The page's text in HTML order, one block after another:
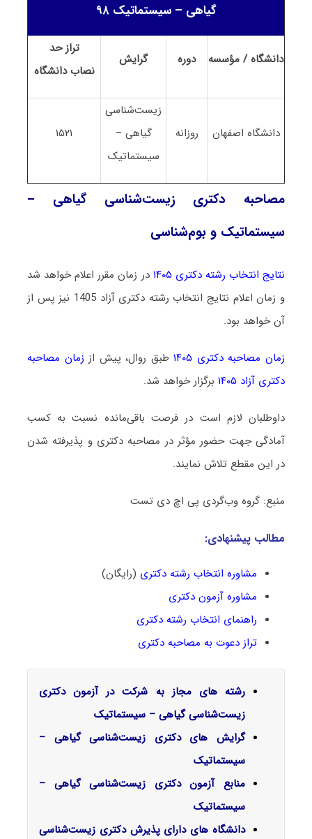
گیاهی – سیستماتیک ۹۸
دانشگاه / مؤسسه دوره گرایش
تراز حد
نصاب دانشگاه
دانشگاه اصفهان روزانه
زیست‌شناسی
گیاهی –
سیستماتیک
۱۵۲۱
مصاحبه دکتری زیست‌شناسی گیاهی –
سیستماتیک و بو‌‌م‌شناسی
نتایج انتخاب رشته دکتری ۱۴۰۵
در زمان مقرر اعلام خواهد شد
و زمان اعلام نتایج انتخاب رشته دکتری آزاد 1405 نیز پس از
آن خواهد بود.
زمان مصاحبه دکتری ۱۴۰۵ طبق روال، پیش از زمان مصاحبه
دکتری آزاد ۱۴۰۵
برگزار خواهد شد.
داوطلبان لازم است در فرصت باقی‌مانده نسبت به کسب
آمادگی جهت حضور مؤثر در مصاحبه دکتری و پذیرفته شدن
در این مقطع تلاش نمایند.
منبع: گروه وب‌گردی پی اچ دی تست
مطالب پیشنهادی:
مشاوره انتخاب رشته دکتری (رایگان)
مشاوره آزمون دکتری
راهنمای انتخاب رشته دکتری
تراز دعوت به مصاحبه دکتری
رشته های مجاز به شرکت در آزمون دکتری
زیست‌شناسی گیاهی – سیستماتیک
گرایش‌ های دکتری زیست‌شناسی گیاهی –
سیستماتیک
منابع آزمون دکتری زیست‌شناسی گیاهی –
سیستماتیک
دانشگاه های دارای پذیرش دکتری زیست‌شناسی